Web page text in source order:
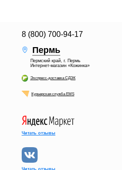
8 (800) 700-94-17
Пермь
Пермский край, г. Пермь
Интернет-магазин «Кожинка»
Экспресс-доставка СДЭК
Курьерская служба EMS
Читать отзывы
Читать отзывы